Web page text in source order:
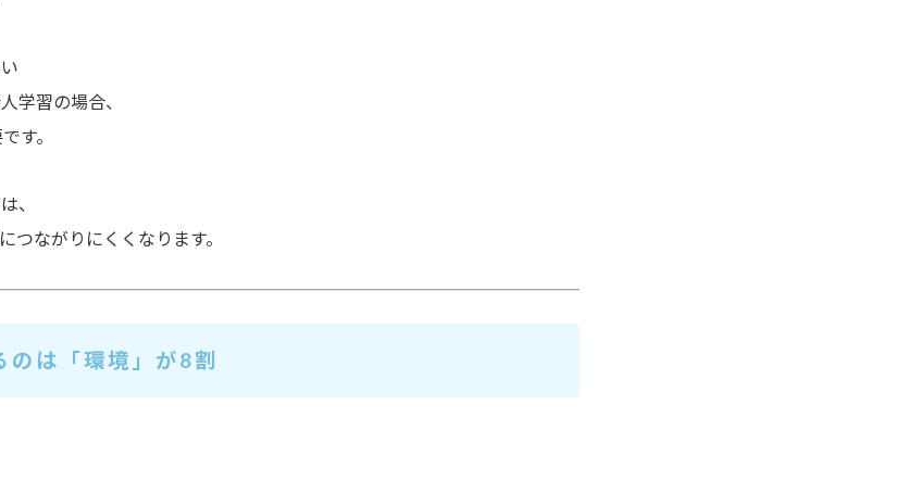
学習の場合、
す。
、
つながりにくくなります。
のは「環境」が8割